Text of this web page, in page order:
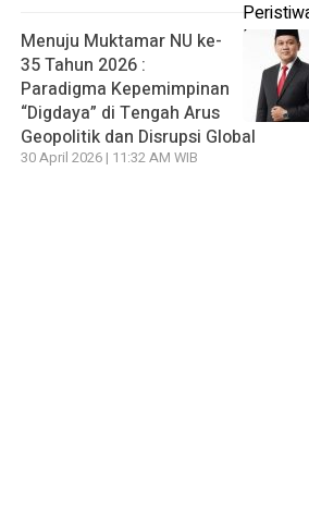
Menuju Muktamar NU ke-
35 Tahun 2026 :
Paradigma Kepemimpinan
“Digdaya” di Tengah Arus
Geopolitik dan Disrupsi Global
30 April 2026 | 11:32 AM WIB